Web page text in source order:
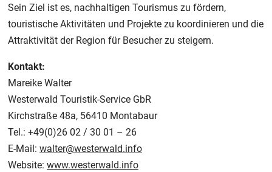
Sein Ziel ist es, nachhaltigen Tourismus zu fördern,
touristische Aktivitäten und Projekte zu koordinieren und die
Attraktivität der Region für Besucher zu steigern.
Kontakt:
Mareike Walter
Westerwald Touristik-Service GbR
Kirchstraße 48a, 56410 Montabaur
Tel.: +49(0)26 02 / 30 01 – 26
E-Mail: walter@westerwald.info
Website: www.westerwald.info